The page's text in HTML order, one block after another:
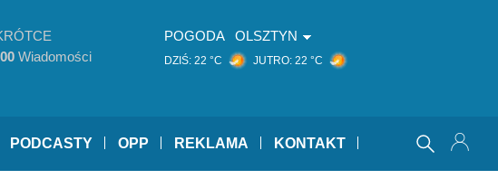
Wiadomości
POGODA OLSZTYN
DZIŚ: 22 °C JUTRO: 22 °C
PODCASTY OPP REKLAMA KONTAKT